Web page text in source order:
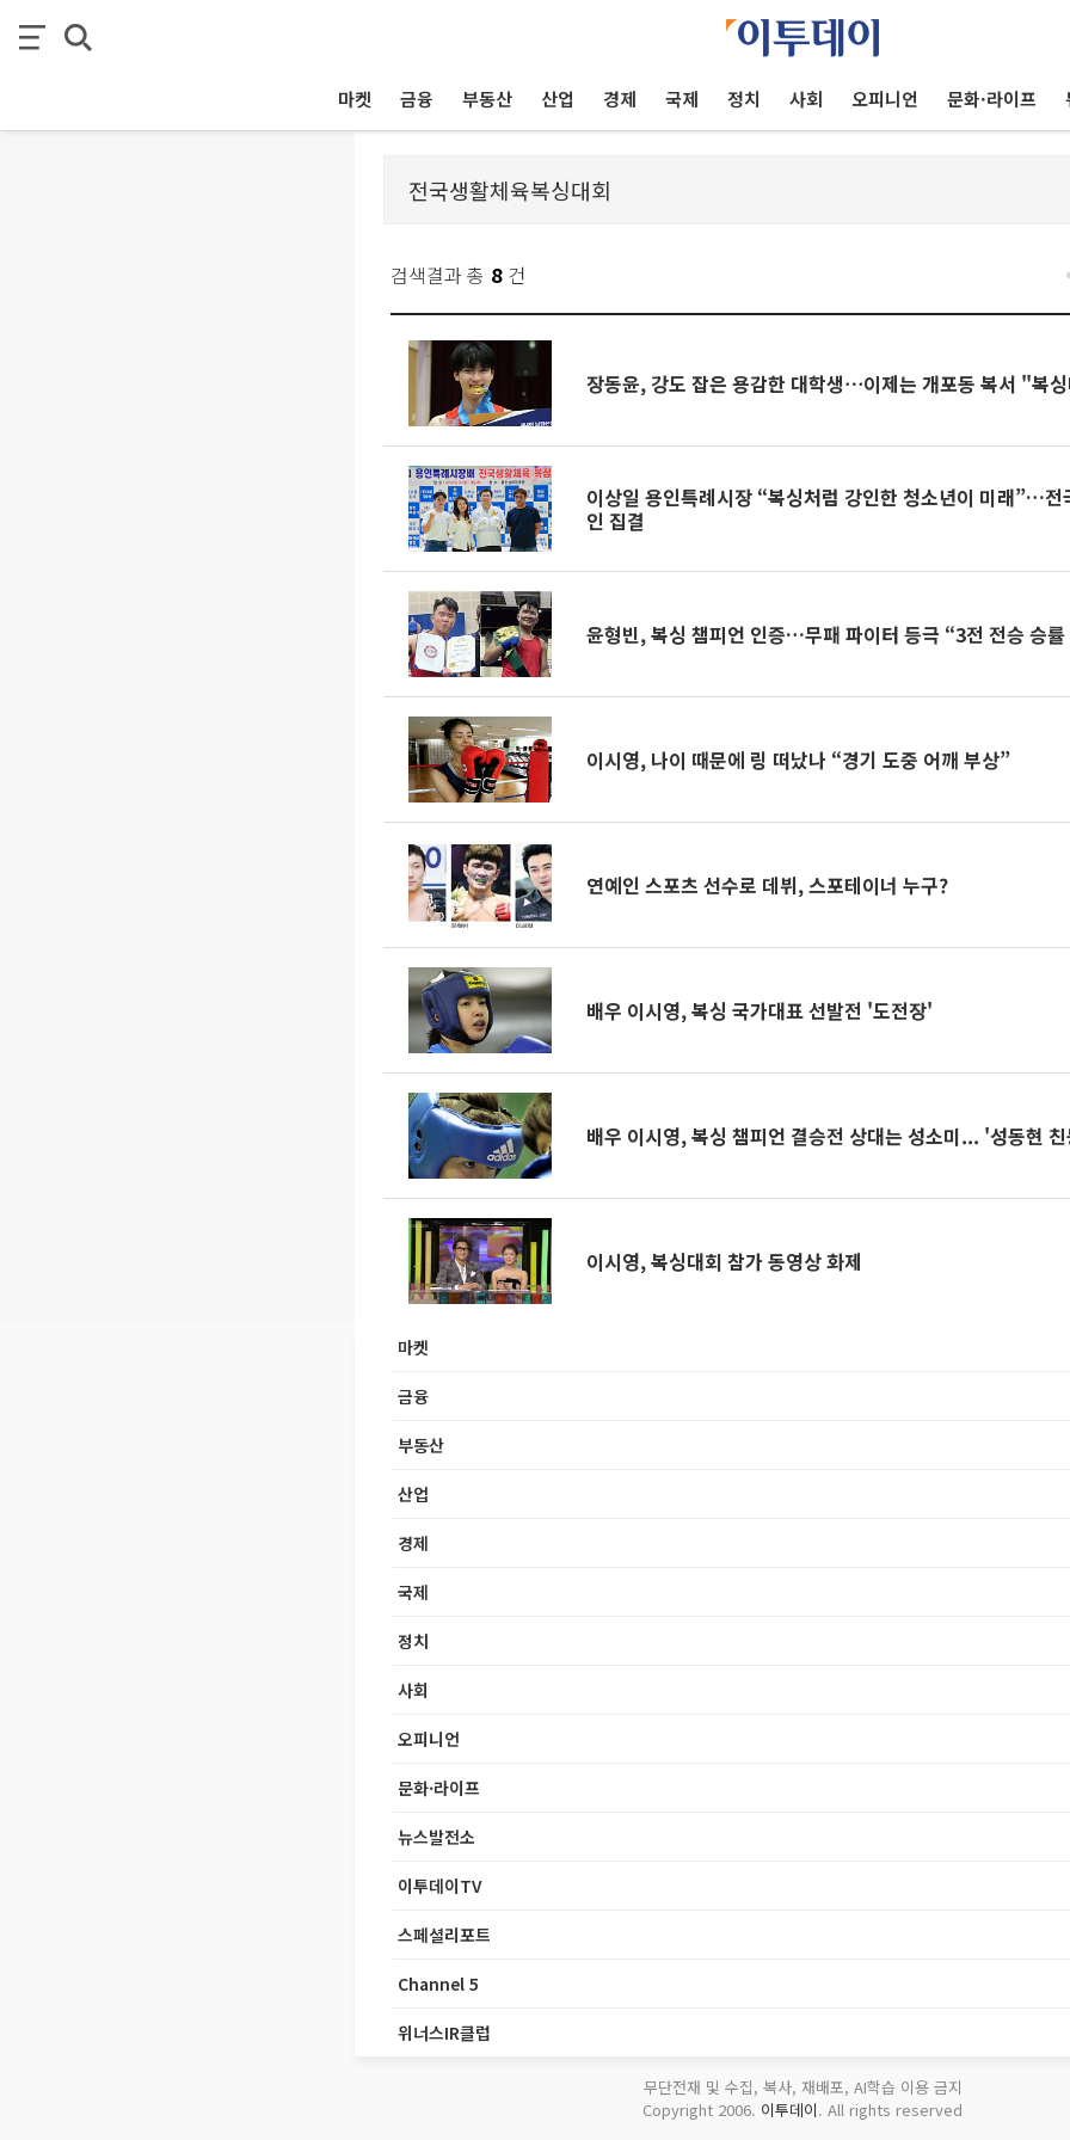
마켓 금융 부동산 산업 경제 국제 정치 사회 오피니언 문화·라이프
검색결과 총 8 건
장동윤, 강도 잡은 용감한 대학생⋯이제는 개포동 복서 "복
이상일 용인특례시장 “복싱처럼 강인한 청소년이 미래”…전
인 집결
윤형빈, 복싱 챔피언 인증…무패 파이터 등극 “3전 전승 승
이시영, 나이 때문에 링 떠났나 “경기 도중 어깨 부상”
연예인 스포츠 선수로 데뷔, 스포테이너 누구?
배우 이시영, 복싱 국가대표 선발전 '도전장'
배우 이시영, 복싱 챔피언 결승전 상대는 성소미... '성동현
이시영, 복싱대회 참가 동영상 화제
마켓
금융
부동산
산업
경제
국제
정치
사회
오피니언
문화·라이프
뉴스발전소
이투데이TV
스페셜리포트
Channel 5
위너스IR클럽
무단전재 및 수집, 복사, 재배포, AI학습 이용 금지
Copyright 2006. 이투데이. All rights reserved